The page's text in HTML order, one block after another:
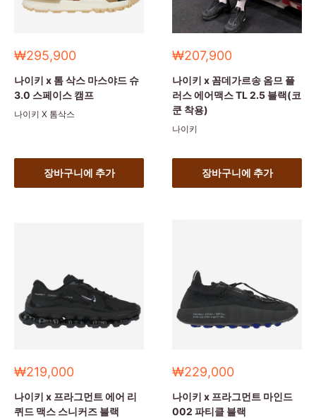
세
가
₩295,900
나이키 x 톰 삭스 마스야드 슈
3.0 스페이스 캠프
나이키 X 톰삭스
장바구니에 추가
세
가
₩207,900
나이키 x 꼼데가르송 옴므 플
러스 에어맥스 TL 2.5 블랙(코
쿤 착용)
나이키
장바구니에 추가
세
가
₩219,000
나이키 x 프라그먼트 에어 리
퀴드 맥스 스니커즈 블랙
세
가
₩229,000
나이키 x 프라그먼트 마인드
002 파티클 블랙